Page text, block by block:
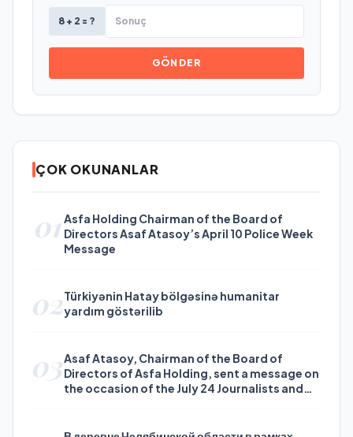
8 + 2 = ?
GÖNDER
ÇOK OKUNANLAR
01Asfa Holding Chairman of the Board of
Directors Asaf Atasoy’s April 10 Police Week
Message
02Türkiyənin Hatay bölgəsinə humanitar
yardım göstərilib
03Asaf Atasoy, Chairman of the Board of
Directors of Asfa Holding, sent a message on
the occasion of the July 24 Journalists and